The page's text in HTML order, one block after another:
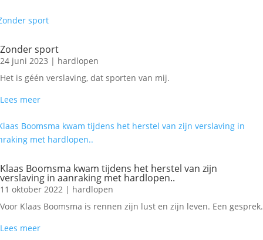
Zonder sport
24 juni 2023 | hardlopen
Het is géén verslaving, dat sporten van mij.
Lees meer
Klaas Boomsma kwam tijdens het herstel van zijn
verslaving in aanraking met hardlopen..
11 oktober 2022 | hardlopen
Voor Klaas Boomsma is rennen zijn lust en zijn leven. Een gesprek.
Lees meer